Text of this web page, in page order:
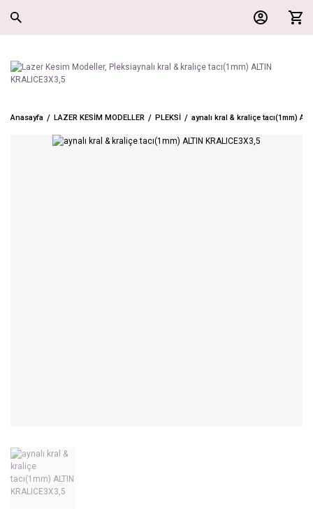
Anasayfa LAZER KESİM MODELLER PLEKSİ aynalı kral & kraliçe tacı(1mm)